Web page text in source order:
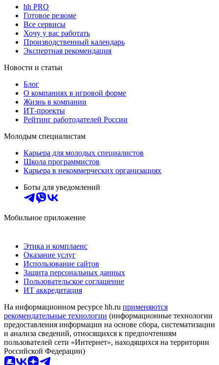
hh PRO
Готовое резюме
Все сервисы
Хочу у вас работать
Производственный календарь
Экспертная рекомендация
Новости и статьи
Блог
О компаниях в игровой форме
Жизнь в компании
ИТ-проекты
Рейтинг работодателей России
Молодым специалистам
Карьера для молодых специалистов
Школа программистов
Карьера в некоммерческих организациях
Боты для уведомлений
Мобильное приложение
Этика и комплаенс
Оказание услуг
Использование сайтов
Защита персональных данных
Пользовательское соглашение
ИТ аккредитация
На информационном ресурсе hh.ru применяются
рекомендательные технологии (информационные технологии
предоставления информации на основе сбора, систематизации
и анализа сведений, относящихся к предпочтениям
пользователей сети «Интернет», находящихся на территории
Российской Федерации)